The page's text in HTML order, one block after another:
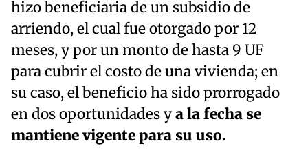
hizo beneficiaria de un subsidio de
arriendo, el cual fue otorgado por 12
meses, y por un monto de hasta 9 UF
para cubrir el costo de una vivienda; en
su caso, el beneficio ha sido prorrogado
en dos oportunidades ya la fecha se
mantiene vigente para su uso.